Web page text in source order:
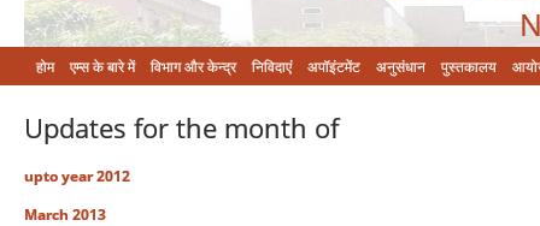
होम एम्‍स के बारे में विभाग और केन्‍द्र निविदाएं अपॉइंटमेंट अनुसंधान पुस्तकालय
Updates for the month of
upto year 2012
March 2013